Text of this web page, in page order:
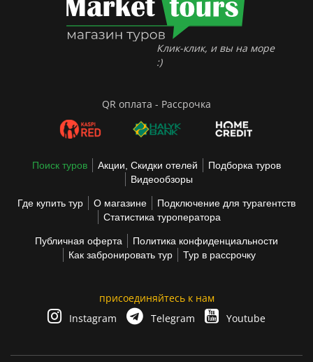
Клик-клик, и вы на море
:)
QR оплата - Рассрочка
Поиск туров Акции, Скидки отелей
Подборка туров
Видеообзоры
Где купить тур О магазине
Подключение для турагентств
Статистика туроператора
Публичная оферта
Политика конфиденциальности
Как забронировать тур
Тур в рассрочку
присоединяйтесь к нам
Instagram
Telegram Youtube